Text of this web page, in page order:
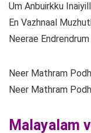
Um Anbuirkku
En Vazhnaal
Neerae
Neer Mathram
Neer Mathram
Malayalam